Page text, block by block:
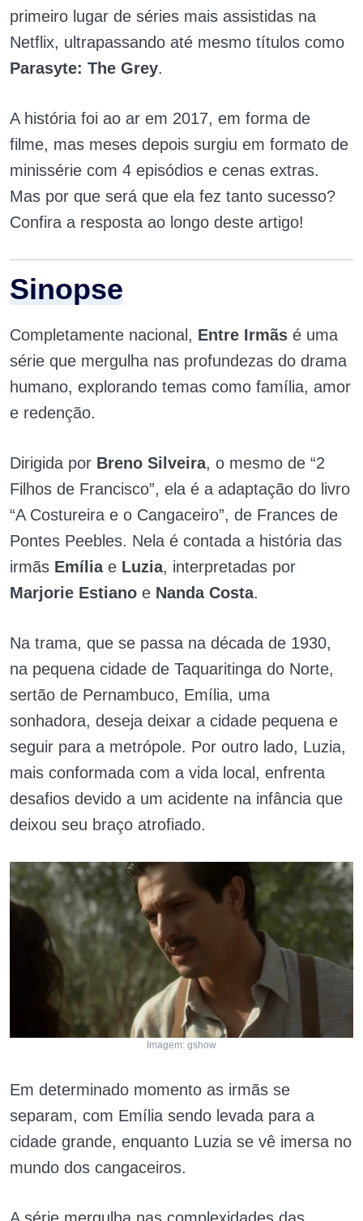
primeiro lugar de séries mais assistidas na
Netflix, ultrapassando até mesmo títulos como
Parasyte: The Grey.
A história foi ao ar em 2017, em forma de
filme, mas meses depois surgiu em formato de
minissérie com 4 episódios e cenas extras.
Mas por que será que ela fez tanto sucesso?
Confira a resposta ao longo deste artigo!
Sinopse
Completamente nacional, Entre Irmãs é uma
série que mergulha nas profundezas do drama
humano, explorando temas como família, amor
e redenção.
Dirigida por Breno Silveira, o mesmo de “2
Filhos de Francisco”, ela é a adaptação do livro
“A Costureira e o Cangaceiro”, de Frances de
Pontes Peebles. Nela é contada a história das
irmãs Emília e Luzia, interpretadas por
Marjorie Estiano e Nanda Costa.
Na trama, que se passa na década de 1930,
na pequena cidade de Taquaritinga do Norte,
sertão de Pernambuco, Emília, uma
sonhadora, deseja deixar a cidade pequena e
seguir para a metrópole. Por outro lado, Luzia,
mais conformada com a vida local, enfrenta
desafios devido a um acidente na infância que
deixou seu braço atrofiado.
Imagem: gshow
Em determinado momento as irmãs se
separam, com Emília sendo levada para a
cidade grande, enquanto Luzia se vê imersa no
mundo dos cangaceiros.